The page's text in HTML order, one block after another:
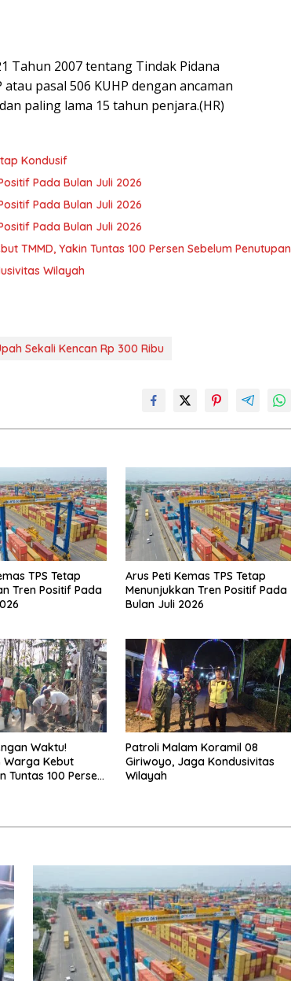
Tahun 2007 tentang Tindak Pidana
pasal 506 KUHP dengan ancaman
paling lama 15 tahun penjara.(HR)
Kondusif
Pada Bulan Juli 2026
Pada Bulan Juli 2026
Pada Bulan Juli 2026
TMMD, Yakin Tuntas 100 Persen Sebelum Penutupan
Wilayah
Sekali Kencan Rp 300 Ribu
TPS Tetap
Tren Positif Pada
Arus Peti Kemas TPS Tetap
Menunjukkan Tren Positif Pada
Bulan Juli 2026
Waktu!
Warga Kebut
Tuntas 100 Persen
Patroli Malam Koramil 08
Giriwoyo, Jaga Kondusivitas
Wilayah